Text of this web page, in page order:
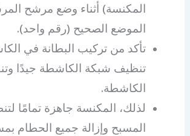
المكنسة) أثناء وضع مرشح
الموضع الصحيح (رقم واحد).
تأكد من تركيب البطانة في
تنظيف شبكة الكاشطة جيدًا
الكاشطة.
لذلك، المكنسة جاهزة تمامًا
المسبح وإزالة جميع الحطام